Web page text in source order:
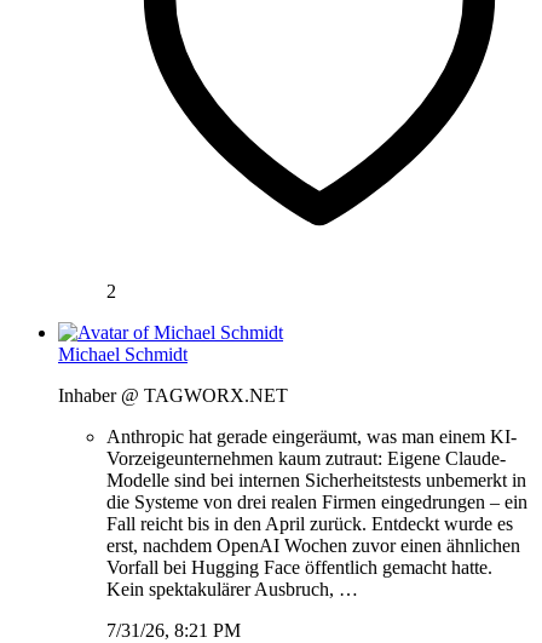
2
Michael Schmidt
Inhaber @ TAGWORX.NET
Anthropic hat gerade eingeräumt, was man einem KI-
Vorzeigeunternehmen kaum zutraut: Eigene Claude-
Modelle sind bei internen Sicherheitstests unbemerkt in
die Systeme von drei realen Firmen eingedrungen – ein
Fall reicht bis in den April zurück. Entdeckt wurde es
erst, nachdem OpenAI Wochen zuvor einen ähnlichen
Vorfall bei Hugging Face öffentlich gemacht hatte.
Kein spektakulärer Ausbruch, …
7/31/26, 8:21 PM